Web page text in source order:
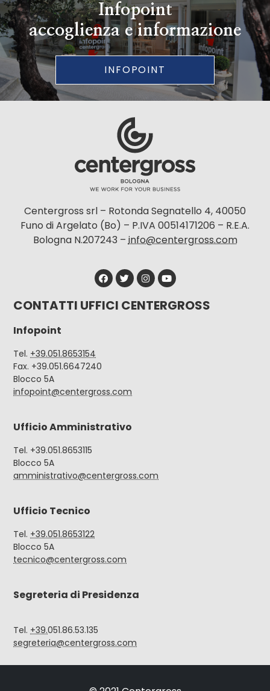
Infopoint
accoglienza e informazione
INFOPOINT
Centergross srl – Rotonda Segnatello 4, 40050
Funo di Argelato (Bo) – P.IVA 00514171206 – R.E.A.
Bologna N.207243 –info@centergross.com
CONTATTI UFFICI CENTERGROSS
Infopoint
Tel. +39.051.8653154
Fax. +39.051.6647240
Blocco 5A
infopoint@centergross.com
Ufficio Amministrativo
Tel. +39.051.8653115
Blocco 5A
amministrativo@centergross.com
Ufficio Tecnico
Tel. +39.051.8653122
Blocco 5A
tecnico@centergross.com
Segreteria di Presidenza
Tel. +39.051.86.53.135
segreteria@centergross.com